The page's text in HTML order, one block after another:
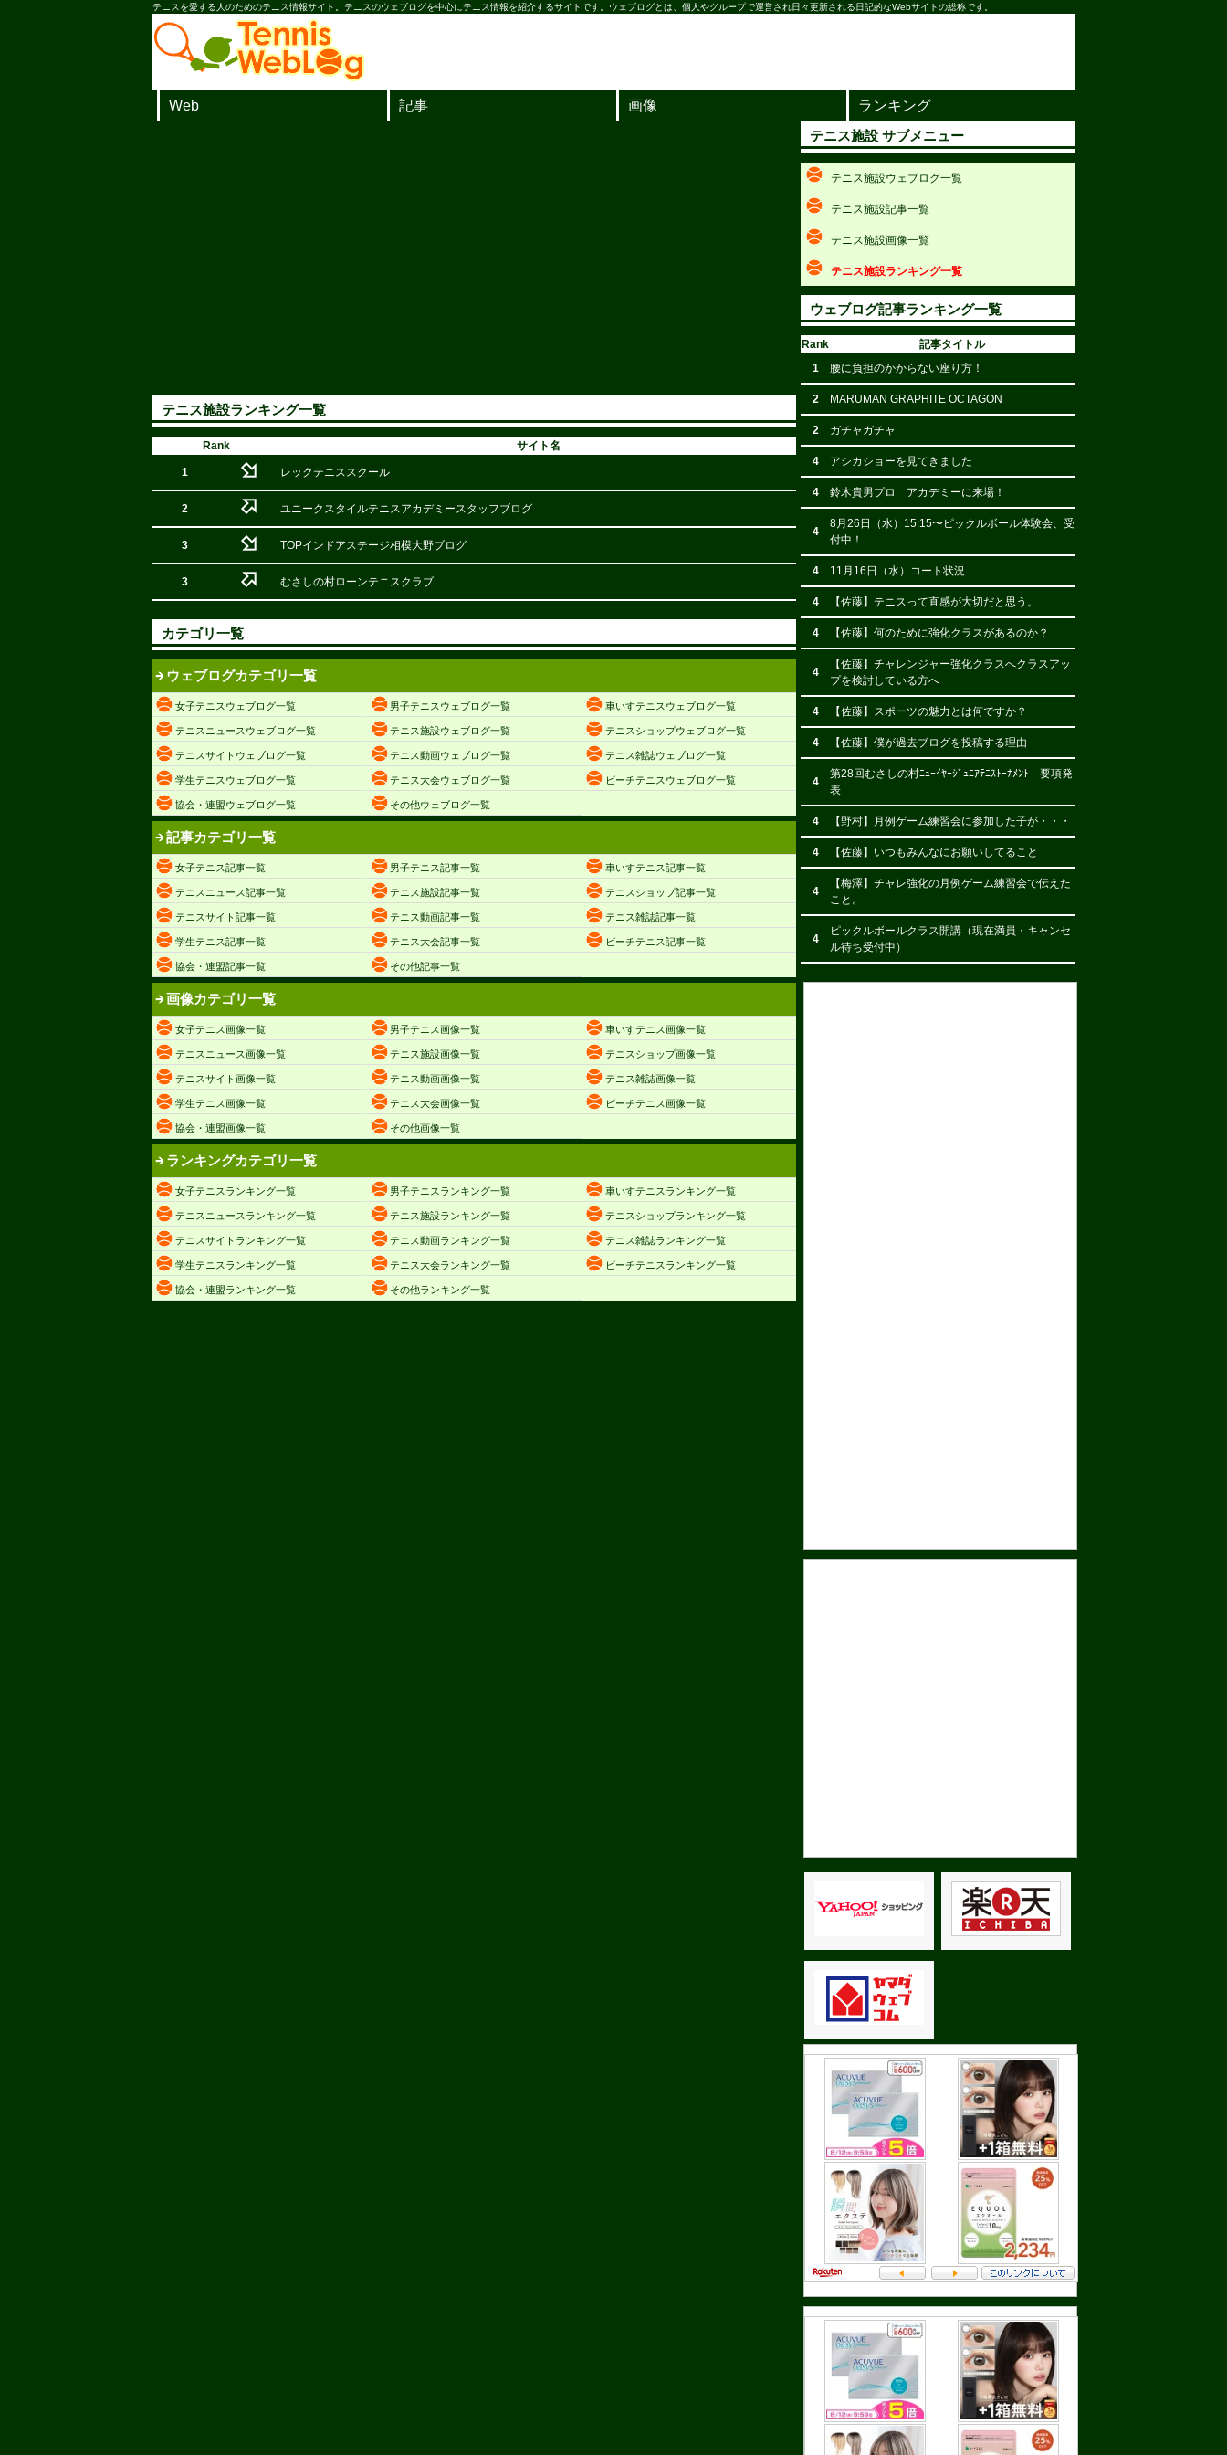
テニスを愛する人のためのテニス情報サイト。テニスのウェブログを中心にテニス情報を紹介するサイトです。ウェブログとは、個人やグループで運営され日々更新される日記的なWebサイトの総称です。
Web 記事 画像 ランキング
テニス施設ランキング一覧
Rank サイト名
1 レックテニススクール
2 ユニークスタイルテニスアカデミースタッフブログ
3 TOPインドアステージ相模大野ブログ
3 むさしの村ローンテニスクラブ
カテゴリ一覧
ウェブログカテゴリ一覧
女子テニスウェブログ一覧 男子テニスウェブログ一覧 車いすテニスウェブログ一覧
テニスニュースウェブログ一覧 テニス施設ウェブログ一覧 テニスショップウェブログ一覧
テニスサイトウェブログ一覧 テニス動画ウェブログ一覧 テニス雑誌ウェブログ一覧
学生テニスウェブログ一覧 テニス大会ウェブログ一覧 ビーチテニスウェブログ一覧
協会・連盟ウェブログ一覧 その他ウェブログ一覧
記事カテゴリ一覧
女子テニス記事一覧 男子テニス記事一覧 車いすテニス記事一覧
テニスニュース記事一覧 テニス施設記事一覧 テニスショップ記事一覧
テニスサイト記事一覧 テニス動画記事一覧 テニス雑誌記事一覧
学生テニス記事一覧 テニス大会記事一覧 ビーチテニス記事一覧
協会・連盟記事一覧 その他記事一覧
画像カテゴリ一覧
女子テニス画像一覧 男子テニス画像一覧 車いすテニス画像一覧
テニスニュース画像一覧 テニス施設画像一覧 テニスショップ画像一覧
テニスサイト画像一覧 テニス動画画像一覧 テニス雑誌画像一覧
学生テニス画像一覧 テニス大会画像一覧 ビーチテニス画像一覧
協会・連盟画像一覧 その他画像一覧
ランキングカテゴリ一覧
女子テニスランキング一覧 男子テニスランキング一覧 車いすテニスランキング一覧
テニスニュースランキング一覧 テニス施設ランキング一覧 テニスショップランキング一覧
テニスサイトランキング一覧 テニス動画ランキング一覧 テニス雑誌ランキング一覧
学生テニスランキング一覧 テニス大会ランキング一覧 ビーチテニスランキング一覧
協会・連盟ランキング一覧 その他ランキング一覧
テニス施設 サブメニュー
テニス施設ウェブログ一覧
テニス施設記事一覧
テニス施設画像一覧
テニス施設ランキング一覧
ウェブログ記事ランキング一覧
Rank
記事タイトル
1
腰に負担のかからない座り方！
2 MARUMAN GRAPHITE OCTAGON
2 ガチャガチャ
4 アシカショーを見てきました
4 鈴木貴男プロ アカデミーに来場！
4
8月26日（水）15:15〜ピックルボール体験会、受
付中！
4 11月16日（水）コート状況
4 【佐藤】テニスって直感が大切だと思う。
4 【佐藤】何のために強化クラスがあるのか？
4
【佐藤】チャレンジャー強化クラスへクラスアッ
プを検討している方へ
4 【佐藤】スポーツの魅力とは何ですか？
4 【佐藤】僕が過去ブログを投稿する理由
4
第28回むさしの村ﾆｭｰｲﾔｰｼﾞｭﾆｱﾃﾆｽﾄｰﾅﾒﾝﾄ 要項発
表
4 【野村】月例ゲーム練習会に参加した子が・・・
4 【佐藤】いつもみんなにお願いしてること
4
【梅澤】チャレ強化の月例ゲーム練習会で伝えた
こと。
4
ピックルボールクラス開講（現在満員・キャンセ
ル待ち受付中）